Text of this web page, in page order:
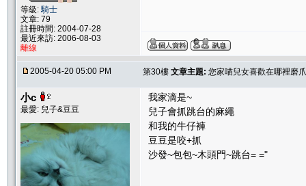
等級:騎士
文章: 79
註冊時間: 2004-07-28
最近來訪: 2006-08-03
離線
2005-04-20 05:00 PM 第30樓 文章主題: 您家喵兒女喜歡在哪裡磨
小c
最愛: 兒子&豆豆
我家滴是~
兒子會抓跳台的麻繩
和我的牛仔褲
豆豆是咬+抓
沙發~包包~木頭門~跳台= ="